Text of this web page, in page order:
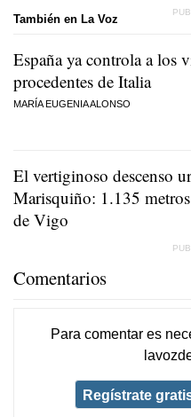
También en La Voz
España ya controla a los
procedentes de Italia
MARÍA EUGENIA ALONSO
El vertiginoso descenso
Marisquiño: 1.135
de Vigo
Comentarios
Para comentar es
Regístrate